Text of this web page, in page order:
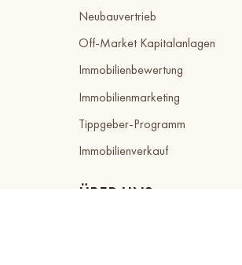
Neubauvertrieb
Off-Market Kapitalanlagen
Immobilienbewertung
Immobilienmarketing
Tippgeber-Programm
Immobilienverkauf
ÜBER UNS